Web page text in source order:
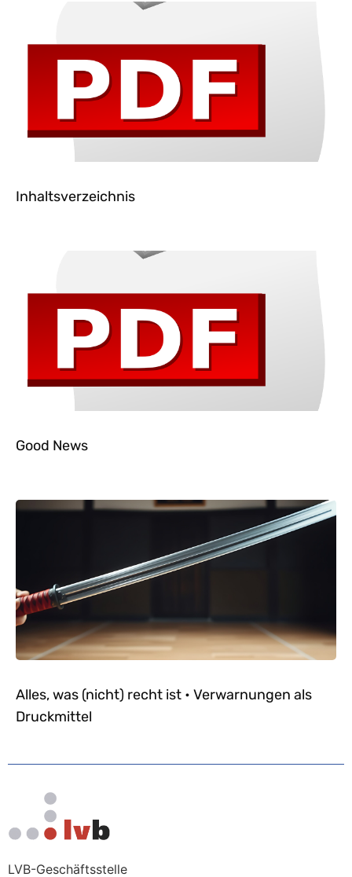
Inhaltsverzeichnis
Good News
Alles, was (nicht) recht ist • Verwarnungen als
Druckmittel
LVB-Geschäftsstelle